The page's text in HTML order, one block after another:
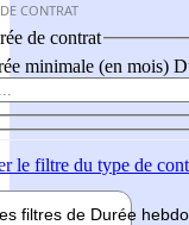
CONTRAT
de contrat
minimale (en mois)
le filtre du type de
filtres de Durée hebdo